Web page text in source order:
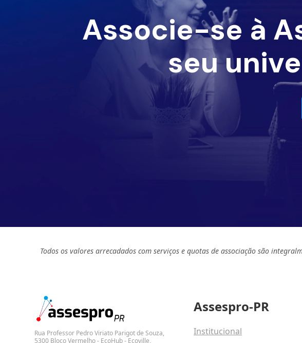
Associe-se à
seu
Todos os valores arrecadados com serviços e quotas de associação são
Rua Professor Pedro Viriato Parigot de Souza,
5300 Bloco Vermelho - EcoHub - Ecoville,
Assespro-PR
Institucional